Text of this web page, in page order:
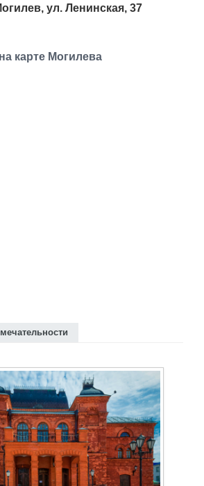
ул. Ленинская, 37
карте Могилева